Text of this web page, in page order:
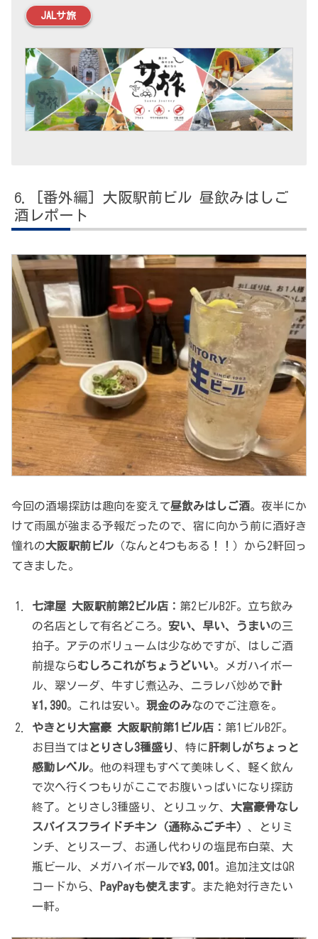
JALサ旅
[番外編] 大阪駅前ビル 昼飲みはしご
酒レポート
今回の酒場探訪は趣向を変えて昼飲みはしご酒。夜半にか
けて雨風が強まる予報だったので、宿に向かう前に酒好き
憧れの大阪駅前ビル （なんと4つもある！！）から2軒回っ
てきました。
七津屋 大阪駅前第2ビル店： 第2ビルB2F。立ち飲み
の名店として有名どころ。 安い、早い、うまいの三
拍子。アテのボリュームは少なめですが、はしご酒
前提ならむしろこれがちょうどいい。メガハイボー
ル、翠ソーダ、牛すじ煮込み、ニラレバ炒めで計
¥1,390。これは安い。現金のみなのでご注意を。
やきとり大富豪 大阪駅前第1ビル店： 第1ビルB2F。
お目当ては とりさし3種盛り、特に肝刺しがちょっと
感動レベル。他の料理もすべて美味しく、軽く飲ん
で次へ行くつもりがここでお腹いっぱいになり探訪
終了。とりさし3種盛り、とりユッケ、 大富豪骨なし
スパイスフライドチキン（通称ふごチキ） 、とりミ
ンチ、とりスープ、お通し代わりの塩昆布白菜、大
瓶ビール、メガハイボールで¥3,001 。追加注文はQR
コードから、
PayPayも使えます。また絶対行きたい
一軒。